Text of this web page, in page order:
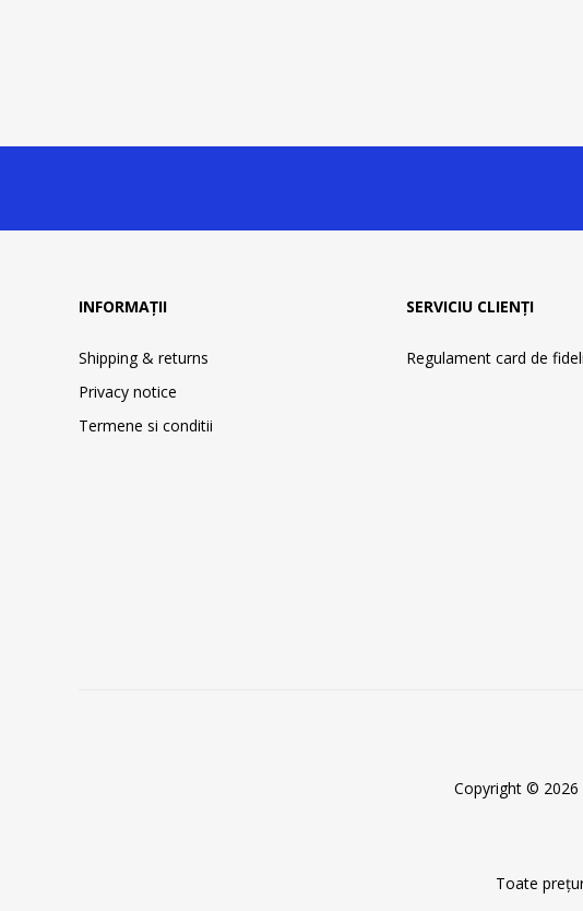
INFORMAȚII
Shipping & returns
Privacy notice
Termene si conditii
SERVICIU CLIENȚI
Regulament card de
Copyright © 2026
Toate